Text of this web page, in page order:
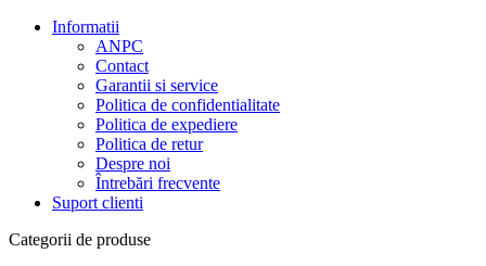
Informatii
ANPC
Contact
Garantii si service
Politica de confidentialitate
Politica de expediere
Politica de retur
Despre noi
Întrebări frecvente
Suport clienti
Categorii de produse